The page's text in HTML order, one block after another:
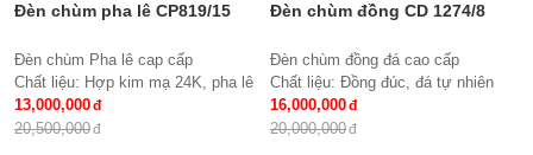
Đèn chùm pha lê CP819/15
Đèn chùm Pha lê cap cấp
Chất liệu: Hợp kim mạ 24K, pha lê
K9 cao cấp
Số lượng tay : 15 tay
13,000,000
20,500,000
Đèn chùm đồng CD 1274/8
Đèn chùm đồng đá cao cấp
Chất liệu: Đồng đúc, đá tự nhiên
cao cấp
KT: Ø850 * H600
16,000,000
20,000,000